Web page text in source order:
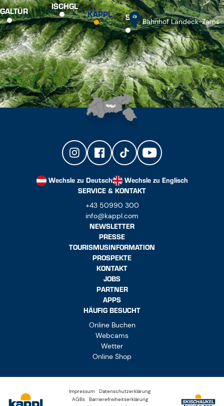
GALTÜR ISCHGL
KAPPL SEE Bahnhof Landeck-Zams
Wechsle zu Deutsch
Wechsle zu Englisch
SERVICE & KONTAKT
+43 50990 300
info@kappl.com
NEWSLETTER
PRESSE
TOURISMUSINFORMATION
PROSPEKTE
KONTAKT
JOBS
PARTNER
APPS
HÄUFIG BESUCHT
Online Buchen
Webcams
Wetter
Online Shop
Impressum
Datenschutzerklärung
AGBs
Barrierefreiheitserklärung